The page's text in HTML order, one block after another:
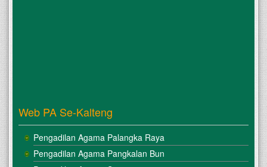
Web PA Se-Kalteng
Pengadilan Agama Palangka Raya
Pengadilan Agama Pangkalan Bun